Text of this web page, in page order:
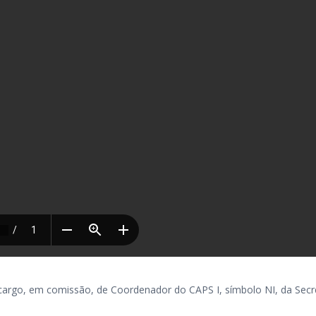
em comissão, de Coordenador do CAPS I, símbolo NI, da